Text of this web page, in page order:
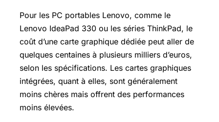
Pour les PC portables Lenovo, comme le
Lenovo IdeaPad 330 ou les séries ThinkPad, le
coût d’une carte graphique dédiée peut aller de
quelques centaines à plusieurs milliers d’euros,
selon les spécifications. Les cartes graphiques
intégrées, quant à elles, sont généralement
moins chères mais offrent des performances
moins élevées.